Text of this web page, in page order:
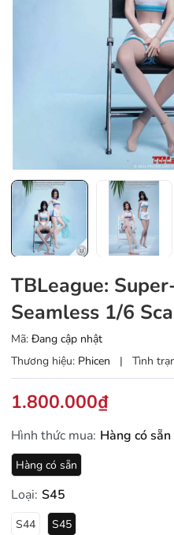
TBLeague:
Seamless 1/6
Mã: Đang cập nhật
Thương hiệu: Phicen | Tình
1.800.000₫
Hình thức mua: Hàng có sẵn
Hàng có sẵn
Loại: S45
S44 S45